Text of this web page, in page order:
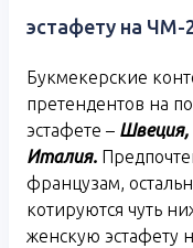
эстафету на ЧМ-
Букмекерские
претендентов на
эстафете – Швеция,
Италия.
французам,
котируются чуть
женскую эстафету